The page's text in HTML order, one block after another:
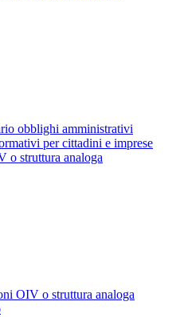
obblighi amministrativi
per cittadini e imprese
o struttura analoga
OIV o struttura analoga